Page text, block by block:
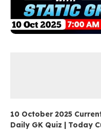
10 October 2025
Daily GK Quiz | Today